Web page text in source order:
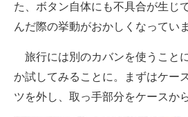
た、ボタン自体にも不具合が生じ
んだ際の挙動がおかしくなっていま
旅行には別のカバンを使うこと
か試してみることに。まずはケー
ツを外し、取っ手部分をケースか